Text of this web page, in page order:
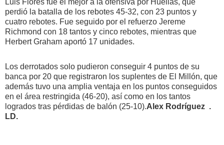
perdió la batalla de los rebotes 45-32, con 23 puntos y
cuatro rebotes. Fue seguido por el refuerzo Jereme
Richmond con 18 tantos y cinco rebotes, mientras que
Herbert Graham aportó 17 unidades.
Los derrotados solo pudieron conseguir 4 puntos de su
banca por 20 que registraron los suplentes de El Millón, que
además tuvo una amplia ventaja en los puntos conseguidos
en el área restringida (46-20), así como en los tantos
logrados tras pérdidas de balón (25-10).Alex Rodríguez .
LD.